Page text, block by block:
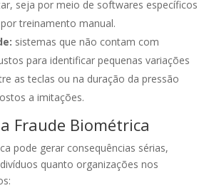
seja por meio de softwares específicos
treinamento manual.
sistemas que não contam com
para identificar pequenas variações
as teclas ou na duração da pressão
a imitações.
Fraude Biométrica
pode gerar consequências sérias,
quanto organizações nos